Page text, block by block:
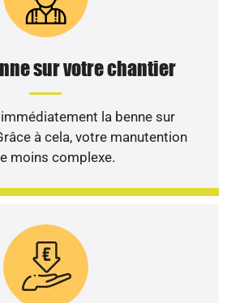
sur votre chantier
la benne sur
à cela, votre manutention
moins complexe.